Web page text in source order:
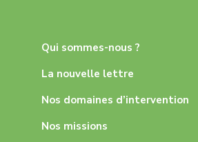
Qui sommes-nous ?
La nouvelle lettre
Nos domaines d’intervention
Nos missions